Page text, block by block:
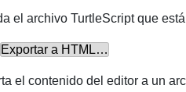
el archivo TurtleScript que
Exportar a HTML…
el contenido del editor a un